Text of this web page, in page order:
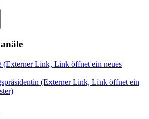
(Externer Link, Link öffnet ein neues
(Externer Link, Link öffnet ein